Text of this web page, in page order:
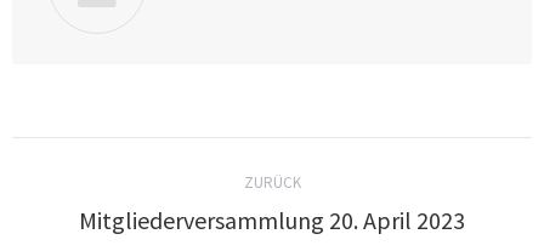
ZURÜCK
Mitgliederversammlung 20. April 2023